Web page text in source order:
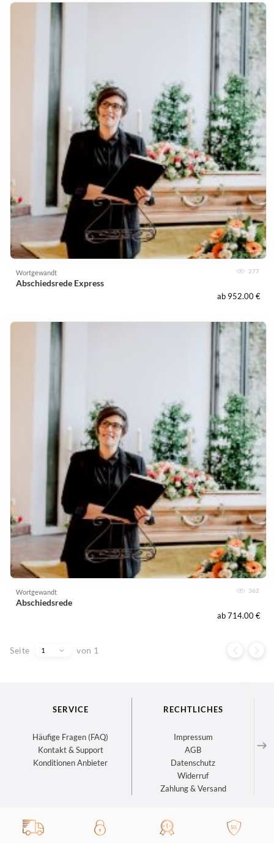
Wortgewandt
Abschiedsrede Express
277
ab 952.00 €
Wortgewandt
Abschiedsrede
362
ab 714.00 €
Seite 1 von 1
SERVICE
Häufige Fragen (FAQ)
Kontakt & Support
Konditionen Anbieter
RECHTLICHES
Impressum
AGB
Datenschutz
Widerruf
Zahlung & Versand